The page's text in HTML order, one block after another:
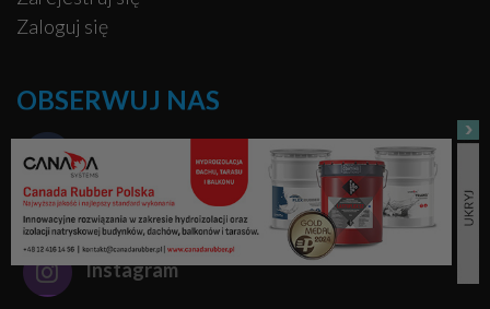
Zaloguj się
OBSERWUJ NAS
Facebook
Pinterest
Instagram